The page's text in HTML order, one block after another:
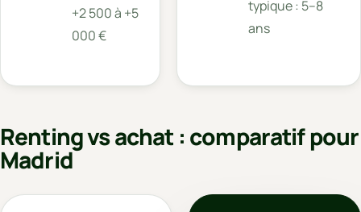
+2 500 à +5
000 €
typique : 5–8
ans
Renting vs achat : comparatif pour
Madrid